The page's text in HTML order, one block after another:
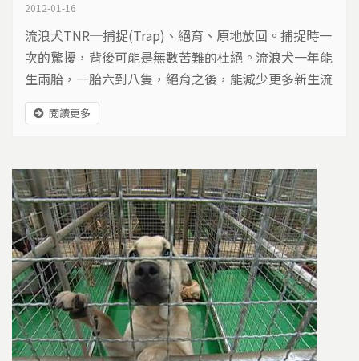
2012-01-16
流浪犬TNR─捕捉(Trap)、絕育、原地放回。捕捉時一
次的驚擾，背後可能是無數苦難的杜絕。流浪犬一年能
生兩胎，一胎六到八隻，絕育之後，能減少更多新生流
浪犬的產生，只要加上完整的配套，降低環境衛生與人
身安全的疑慮，眼前的流浪動物，就有機會在街頭度過
閱讀更多